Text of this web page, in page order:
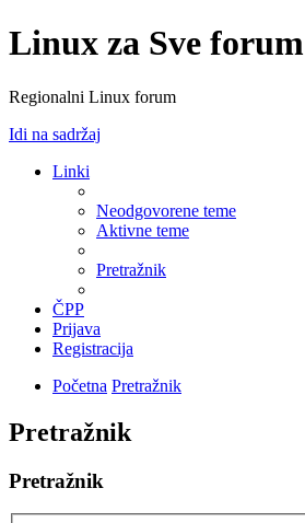
Linux za Sve forum
Regionalni Linux forum
Idi na sadržaj
Linki
Neodgovorene teme
Aktivne teme
Pretražnik
ČPP
Prijava
Registracija
Početna Pretražnik
Pretražnik
Pretražnik